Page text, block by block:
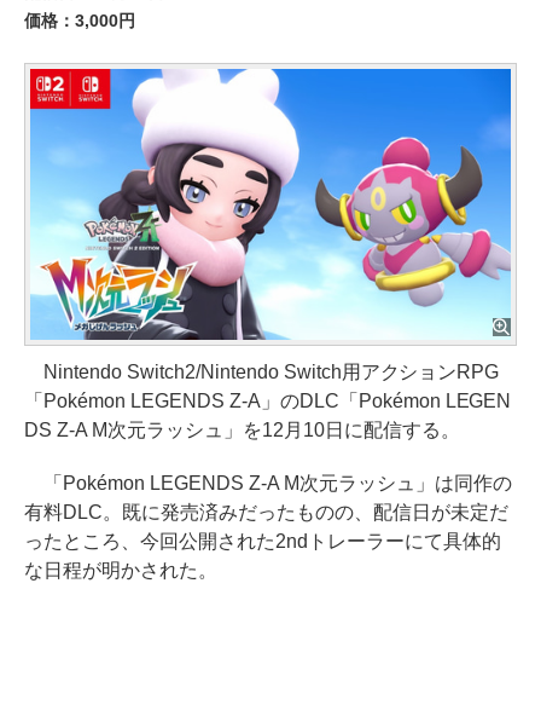
価格：3,000円
Nintendo Switch2/Nintendo Switch用アクションRPG
「Pokémon LEGENDS Z-A」のDLC「Pokémon LEGEN
DS Z-A M次元ラッシュ」を12月10日に配信する。
「Pokémon LEGENDS Z-A M次元ラッシュ」は同作の
有料DLC。既に発売済みだったものの、配信日が未定だ
ったところ、今回公開された2ndトレーラーにて具体的
な日程が明かされた。